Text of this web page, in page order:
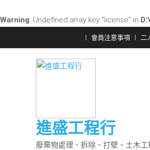
Warning: Undefined array key "license" in
to
會員注意事項 二
進盛工程行
廢棄物處理、拆除、打壁、土木